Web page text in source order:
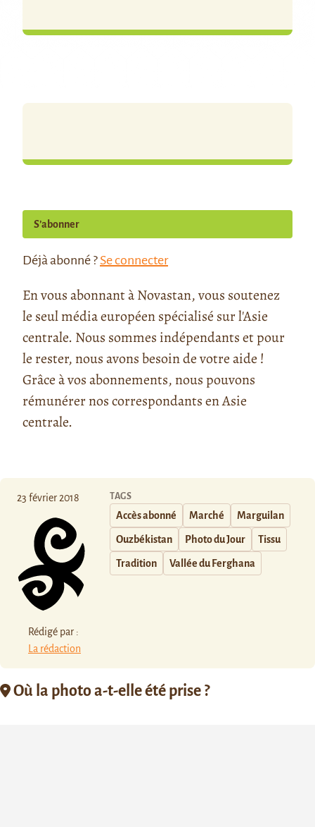
S’abonner
Déjà abonné ? Se connecter
En vous abonnant à Novastan, vous soutenez
le seul média européen spécialisé sur l'Asie
centrale. Nous sommes indépendants et pour
le rester, nous avons besoin de votre aide !
Grâce à vos abonnements, nous pouvons
rémunérer nos correspondants en Asie
centrale.
23 février 2018
Rédigé par :
La rédaction
TAGS
Accès abonné Marché Marguilan
Ouzbékistan Photo du Jour Tissu
Tradition Vallée du Ferghana
Où la photo a-t-elle été prise ?